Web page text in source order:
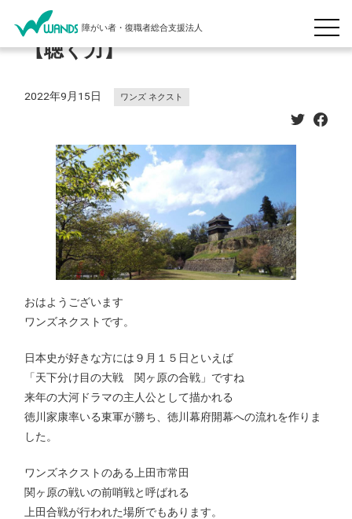
障がい者・復職者総合支援法人
【聴く力】
2022年9月15日 ワンズ ネクスト
おはようございます
ワンズネクストです。
日本史が好きな方には９月１５日といえば
「天下分け目の大戦 関ヶ原の合戦」ですね
来年の大河ドラマの主人公として描かれる
徳川家康率いる東軍が勝ち、徳川幕府開幕への流れを作りま
した。
ワンズネクストのある上田市常田
関ヶ原の戦いの前哨戦と呼ばれる
上田合戦が行われた場所でもあります。